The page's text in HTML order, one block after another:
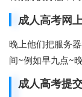
成人高考网
晚上他们把服务
间~例如早九点~
成人高考提